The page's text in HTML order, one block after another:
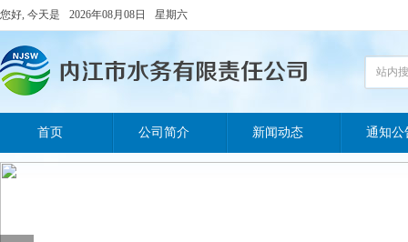
您好, 今天是 2026年08月08日 星期六
站内
首页 公司简介 新闻动态 通知公